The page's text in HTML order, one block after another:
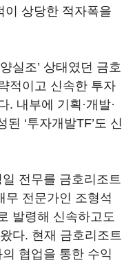
이 상당한 적자폭을
실조’ 상태였던 금호
적이고 신속한 투자
. 내부에 기획·개발·
‘투자개발TF’도 신
전무를 금호리조트
무 전문가인 조형석
발령해 신속하고도
다. 현재 금호리조트
협업을 통한 수익